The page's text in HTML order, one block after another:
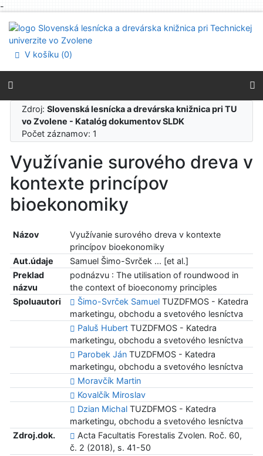
-
Prejsť na menu
Prehlásenie o webovej prístupnosti
V košíku (0)
Zdroj:Slovenská lesnícka a drevárska knižnica pri TU
vo Zvolene - Katalóg dokumentov SLDK
Počet záznamov: 1
Využívanie surového dreva v
kontexte princípov
bioekonomiky
Názov
Využívanie surového dreva v kontexte
princípov bioekonomiky
Aut.údaje
Samuel Šimo-Svrček ... [et al.]
Preklad
názvu
podnázvu : The utilisation of roundwood in
the context of bioeconomy principles
Spoluautori
Šimo-Svrček SamuelTUZDFMOS - Katedra
marketingu, obchodu a svetového lesníctva
Paluš HubertTUZDFMOS - Katedra
marketingu, obchodu a svetového lesníctva
Parobek JánTUZDFMOS - Katedra
marketingu, obchodu a svetového lesníctva
Moravčík Martin
Kovalčík Miroslav
Dzian MichalTUZDFMOS - Katedra
marketingu, obchodu a svetového lesníctva
Zdroj.dok.
Acta Facultatis Forestalis Zvolen. Roč. 60,
č. 2 (2018), s. 41-50